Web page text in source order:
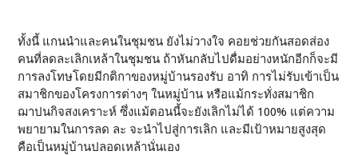
ทั้งนี้ แกนนำและคนในชุมชน ยังไม่วางใจ คอยช่วยกันสอดส่อง
คนที่ลดละเลิกเหล้าในชุมชน ถ้าหันกลับไปดื่มอย่างหนักอีกก็จะมี
การลงโทษโดยมีกติกาของหมู่บ้านรองรับ อาทิ การไม่รับเข้าเป็น
สมาชิกของโครงการต่างๆ ในหมู่บ้าน หรือแม้กระทั่งสมาชิก
ฌาปนกิจสงเคราะห์ ซึ่งแม้ตอนนี้จะยังเลิกไม่ได้ 100% แต่ความ
พยายามในการลด ละ จะนำไปสู่การเลิก และมีเป้าหมายสูงสุด
คือเป็นหมู่บ้านปลอดเหล้านั่นเอง